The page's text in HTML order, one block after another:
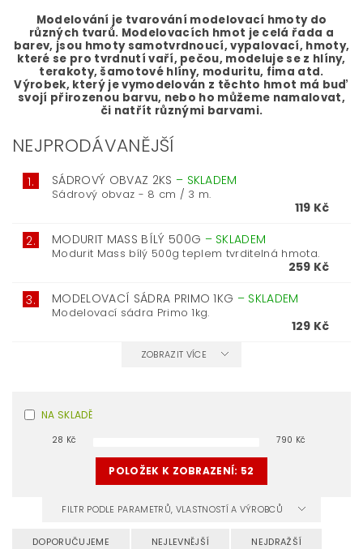
Modelování je tvarování modelovací hmoty do
různých tvarů. Modelovacích hmot je celá řada a
barev, jsou hmoty samotvrdnoucí, vypalovací, hmoty,
které se pro tvrdnutí vaří, pečou, modeluje se z hlíny,
terakoty, šamotové hlíny, moduritu, fima atd.
Výrobek, který je vymodelován z těchto hmot má buď
svojí přirozenou barvu, nebo ho můžeme namalovat,
či natřít různými barvami.
NEJPRODÁVANĚJŠÍ
1. SÁDROVÝ OBVAZ 2KS – SKLADEM
Sádrový obvaz - 8 cm / 3 m.
119 Kč
2. MODURIT MASS BÍLÝ 500G – SKLADEM
Modurit Mass bílý 500g teplem tvrditelná hmota.
259 Kč
3. MODELOVACÍ SÁDRA PRIMO 1KG – SKLADEM
Modelovací sádra Primo 1kg.
129 Kč
ZOBRAZIT VÍCE
NA SKLADĚ
28 Kč 790 Kč
POLOŽEK K ZOBRAZENÍ: 52
FILTR PODLE PARAMETRŮ, VLASTNOSTÍ A VÝROBCŮ
DOPORUČUJEME NEJLEVNĚJŠÍ NEJDRAŽŠÍ